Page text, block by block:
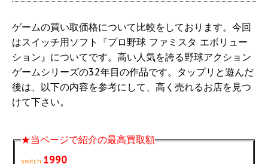
ゲームの買い取価格について比較をしております。今回
はスイッチ用ソフト『プロ野球 ファミスタ エボリュー
ション』についてです。高い人気を誇る野球アクション
ゲームシリーズの32年目の作品です。タップリと遊んだ
後は、以下の内容を参考にして、高く売れるお店を見つ
けて下さい。
★当ページで紹介の最高買取額
switch 1990